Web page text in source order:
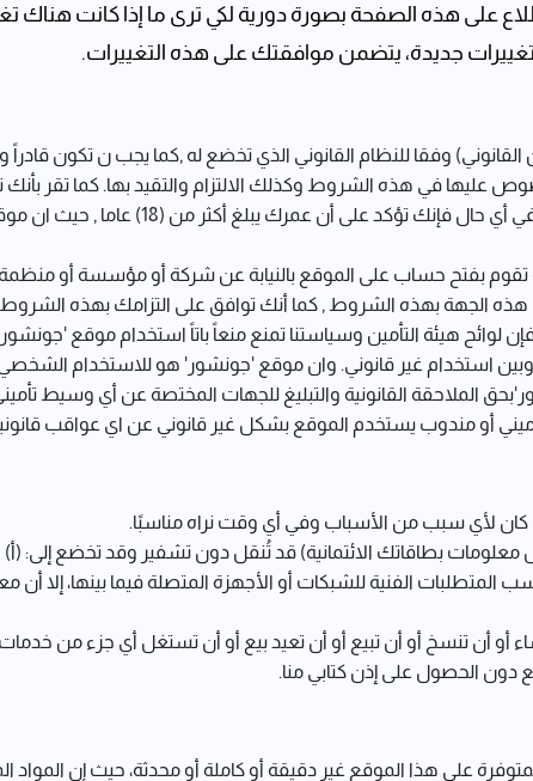
على هذه الصفحة بصورة دورية لكي ترى ما إذا كانت هناك
تغييرات جديدة، يتضمن موافقتك على هذه التغييرات.
وفقا للنظام القانوني الذي تخضع له ,كما يجب ن تكون
عليها في هذه الشروط وكذلك الالتزام والتقيد بها. كما تقر
بفتح حساب على الموقع بالنيابة عن شركة أو مؤسسة أو
الجهة بهذه الشروط , كما أنك توافق على التزامك بهذه الشروط
لوائح هيئة التأمين وسياستنا تمنع منعاً باتاً استخدام موقع
استخدام غير قانوني. وان موقع 'جونشور' هو للاستخدام
الملاحقة القانونية والتبليغ للجهات المختصة عن أي وسيط
أو مندوب يستخدم الموقع بشكل غير قانوني عن اي عواقب قانونية
لأي سبب من الأسباب وفي أي وقت نراه مناسبًا.
معلومات بطاقاتك الائتمانية) قد تُنقل دون تشفير وقد تخضع إلى:
المتطلبات الفنية للشبكات أو الأجهزة المتصلة فيما بينها، إلا أن
أو أن تنسخ أو أن تبيع أو أن تعيد بيع أو أن تستغل أي جزء من
دون الحصول على إذن كتابي منا.
على هذا الموقع غير دقيقة أو كاملة أو محدثة، حيث إن